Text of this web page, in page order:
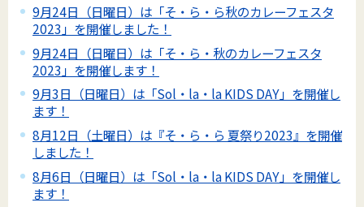
9月24日（日曜日）は「そ・ら・ら秋のカレーフェスタ
2023」を開催しました！
9月24日（日曜日）は「そ・ら・秋のカレーフェスタ
2023」を開催します！
9月3日（日曜日）は「Sol・la・la KIDS DAY」を開催し
ます！
8月12日（土曜日）は『そ・ら・ら 夏祭り2023』を開催
しました！
8月6日（日曜日）は「Sol・la・la KIDS DAY」を開催し
ます！